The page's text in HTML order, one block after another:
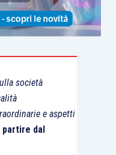
società
e aspetti
partire dal